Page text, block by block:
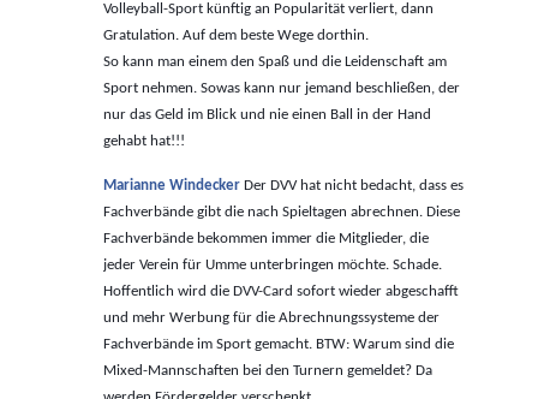
Volleyball-Sport künftig an Popularität verliert, dann
Gratulation. Auf dem beste Wege dorthin.
So kann man einem den Spaß und die Leidenschaft am
Sport nehmen. Sowas kann nur jemand beschließen, der
nur das Geld im Blick und nie einen Ball in der Hand
gehabt hat!!!
Marianne Windecker Der DVV hat nicht bedacht, dass es
Fachverbände gibt die nach Spieltagen abrechnen. Diese
Fachverbände bekommen immer die Mitglieder, die
jeder Verein für Umme unterbringen möchte. Schade.
Hoffentlich wird die DVV-Card sofort wieder abgeschafft
und mehr Werbung für die Abrechnungssysteme der
Fachverbände im Sport gemacht. BTW: Warum sind die
Mixed-Mannschaften bei den Turnern gemeldet? Da